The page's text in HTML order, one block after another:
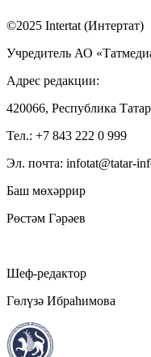
©2025 Intertat (Интертат)
Учредитель АО
Адрес редакции:
420066, Республика
Тел.: +7 843 222 0 999
Эл. почта: infotat@tatar-
Баш мөхәррир
Рөстәм Гәрәев
Шеф-редактор
Гөлүзә Ибраһимова